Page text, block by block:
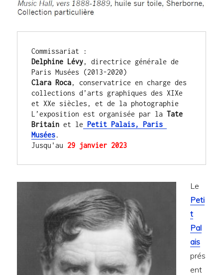
Commissariat :
Delphine Lévy, directrice générale de
Paris Musées (2013-2020)
Clara Roca, conservatrice en charge des
collections d’arts graphiques des XIXe
et XXe siècles, et de la photographie
L’exposition est organisée par la Tate
Britain et le Petit Palais, Paris
Musées.
Jusqu'au 29 janvier 2023
Le
Peti
t
Pal
ais
prés
ent